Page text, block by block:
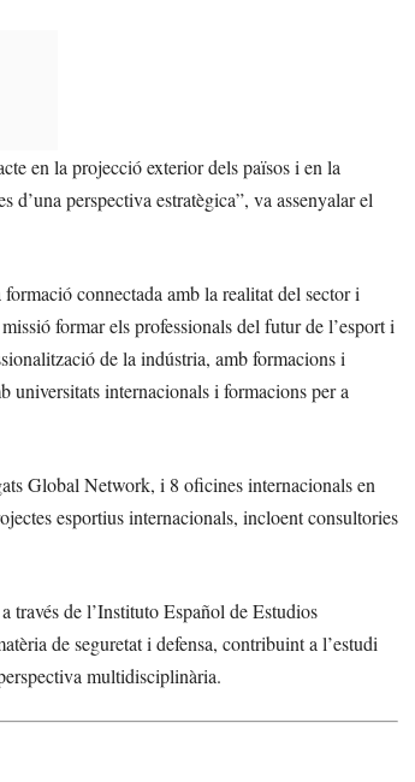
en la projecció exterior dels països i en la
d’una perspectiva estratègica”, va assenyalar el
connectada amb la realitat del sector i
formar els professionals del futur de l’esport i
de la indústria, amb formacions i
universitats internacionals i formacions per a
Global Network, i 8 oficines internacionals en
esportius internacionals, incloent consultories
través de l’Instituto Español de Estudios
de seguretat i defensa, contribuint a l’estudi
multidisciplinària.